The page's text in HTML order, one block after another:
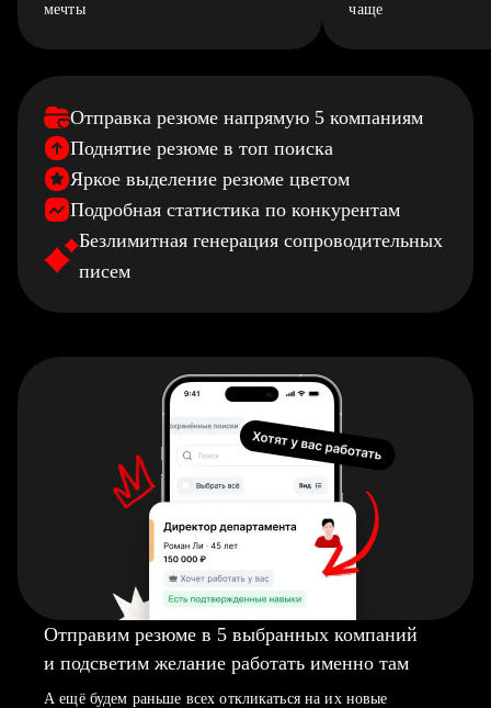
мечты
чаще
Отправка резюме напрямую 5 компаниям
Поднятие резюме в топ поиска
Яркое выделение резюме цветом
Подробная статистика по конкурентам
Безлимитная генерация сопроводительных
писем
Отправим резюме в 5 выбранных компаний
и подсветим желание работать именно там
А ещё будем раньше всех откликаться на их новые